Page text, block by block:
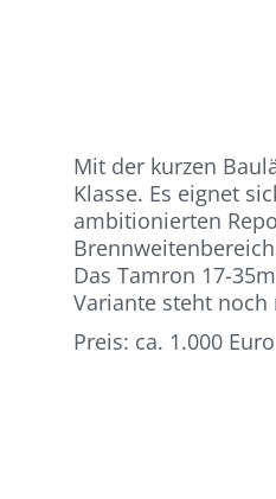
Mit der kurzen
Klasse. Es eignet
ambitionierten
Das Tamron 17-
Variante steht
Preis: ca. 1.000 Euro